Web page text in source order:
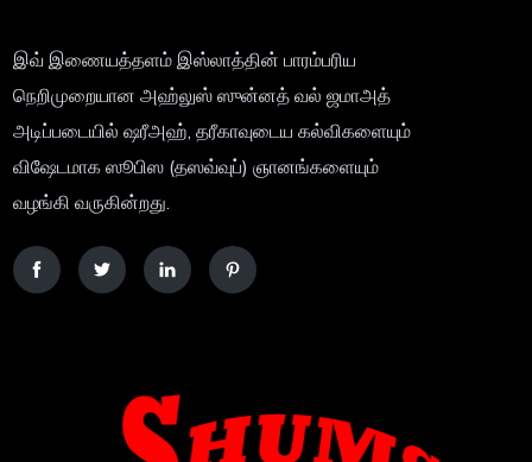
இவ் இணையத்தளம் இஸ்லாத்தின் பாரம்பரிய
நெறிமுறையான அஹ்லுஸ் ஸுன்னத் வல் ஜமாஅத்
அடிப்படையில் ஷரீஅஹ், தரீகாவுடைய கல்விகளையும்
விஷேடமாக ஸூபிஸ (தஸவ்வுப்) ஞானங்களையும்
வழங்கி வருகின்றது.